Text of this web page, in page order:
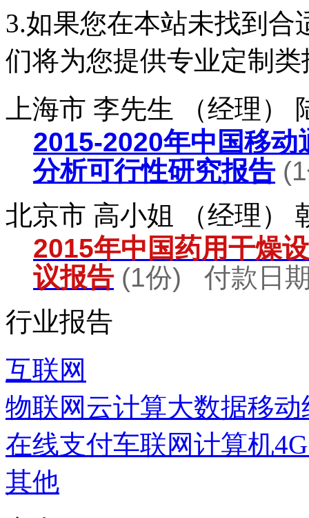
3.如果您在本站未找到
们将为您提供专业定制类
上海市 李先生 （经理）
2015-2020年中国移
分析可行性研究报告(1
北京市 高小姐 （经理）
2015年中国药用干燥
议报告 (1份) 付款日
行业报告
互联网
物联网 云计算大数据移动
在线支付车联网计算机
其他